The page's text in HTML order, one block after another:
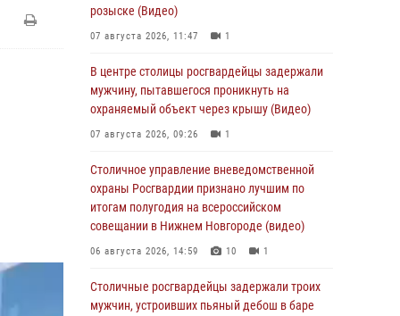
розыске (Видео)
07 августа 2026, 11:47 1
В центре столицы росгвардейцы задержали
мужчину, пытавшегося проникнуть на
охраняемый объект через крышу (Видео)
07 августа 2026, 09:26 1
Столичное управление вневедомственной
охраны Росгвардии признано лучшим по
итогам полугодия на всероссийском
совещании в Нижнем Новгороде (видео)
06 августа 2026, 14:59 10 1
Столичные росгвардейцы задержали троих
мужчин, устроивших пьяный дебош в баре